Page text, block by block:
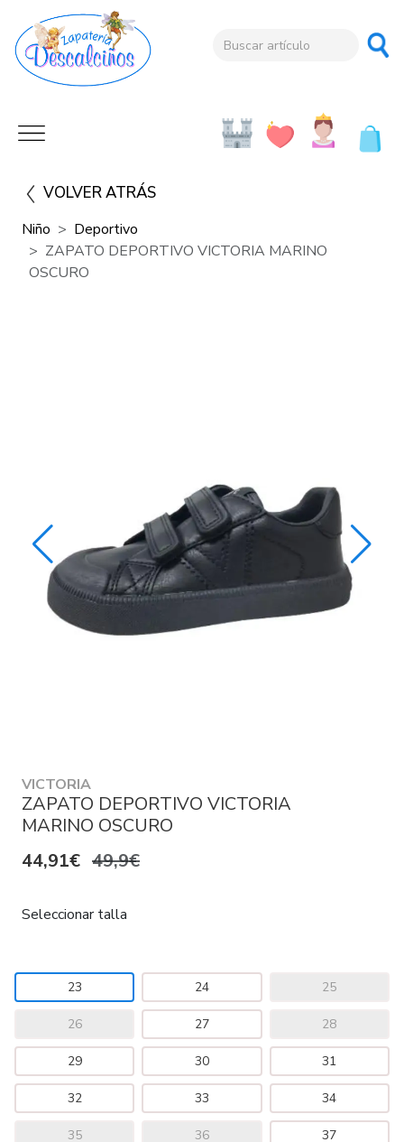
VOLVER ATRÁS
Niño
Deportivo
ZAPATO DEPORTIVO VICTORIA MARINO
OSCURO
VICTORIA
ZAPATO DEPORTIVO VICTORIA
MARINO OSCURO
44,91€ 49,9€
Seleccionar talla
23 24 25
26 27 28
29 30 31
32 33 34
35 36 37